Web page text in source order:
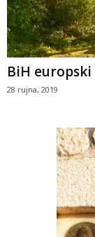
BiH
28 rujna, 2019